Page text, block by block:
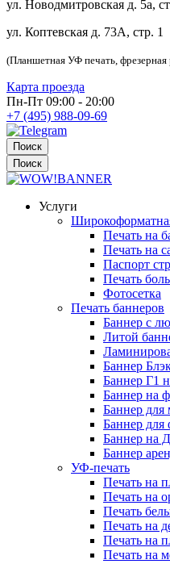
ул. Новодмитровская д. 5а,
ул. Коптевская д. 73А, стр. 1
(Планшетная УФ печать, фрезерная
Карта проезда
Пн-Пт 09:00 - 20:00
+7 (495) 988-09-69
Поиск
Поиск
Услуги
Печать на
Печать на
Паспорт
Печать
Фотосетка
Печать баннеров
Баннер с
Литой
Баннер
Баннер Г1
Баннер на
Баннер для
Баннер для
Баннер на
Баннер
УФ-печать
Печать на
Печать на
Печать
Печать на
Печать на
Печать на